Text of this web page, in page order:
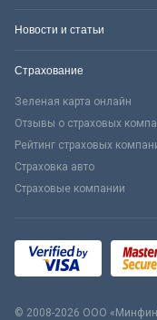
Новости и статьи
Страхование
Зеленая карта онлайн
Отзывы о страховых
Рейтинг страховых
Страховка авто
Страховые компании
© 2008-2026 ООО